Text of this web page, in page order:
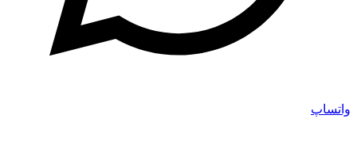
واتساپ